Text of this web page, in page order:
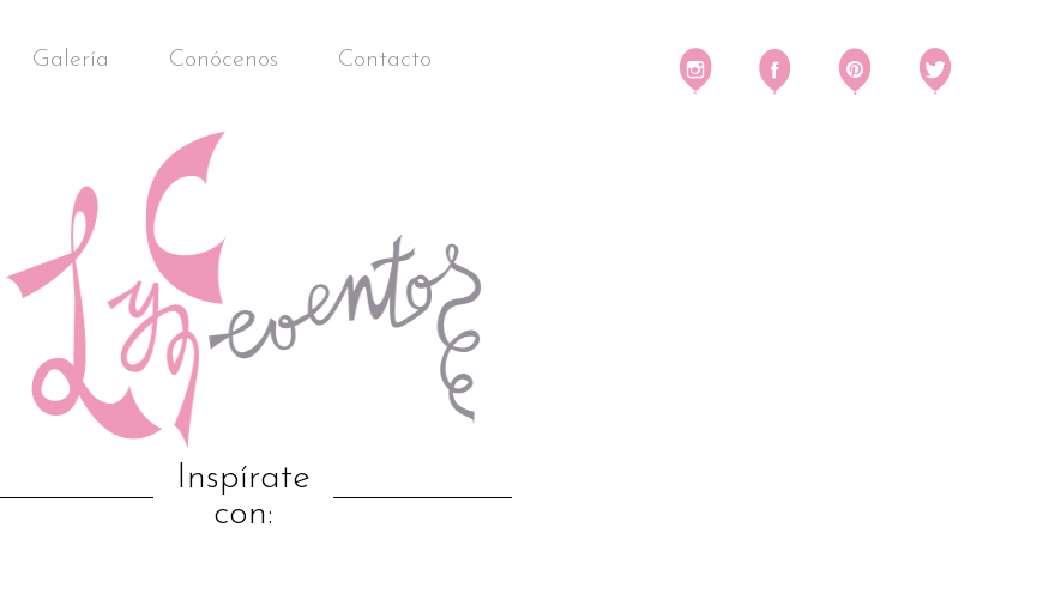
Galería Conócenos Contacto
Inspírate
con: